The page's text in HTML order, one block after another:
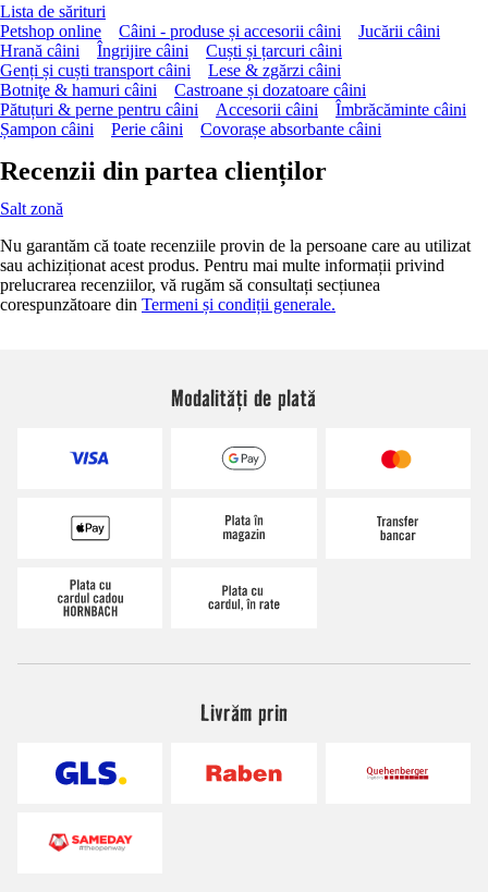
Lista de sărituri
Petshop online
Câini - produse și accesorii câini
Jucării câini
Hrană câini
Îngrijire câini
Cuști și țarcuri câini
Genți și cuști transport câini
Lese & zgărzi câini
Botniţe & hamuri câini
Castroane și dozatoare câini
Pătuțuri & perne pentru câini
Accesorii câini
Îmbrăcăminte câini
Șampon câini
Perie câini Covorașe absorbante câini
Recenzii din partea clienților
Salt zonă
Nu garantăm că toate recenziile provin de la persoane care au utilizat
sau achiziționat acest produs. Pentru mai multe informații privind
prelucrarea recenziilor, vă rugăm să consultați secțiunea
corespunzătoare din Termeni și condiții generale.
Modalități de plată
Livrăm prin